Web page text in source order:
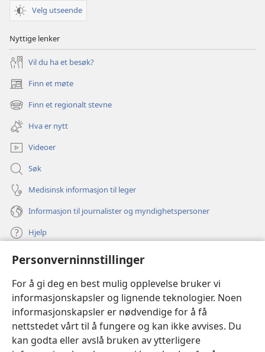
Personverninnstillinger
For å gi deg en best mulig opplevelse bruker vi
informasjonskapsler og lignende teknologier. Noen
informasjonskapsler er nødvendige for å få
nettstedet vårt til å fungere og kan ikke avvises. Du
kan godta eller avslå bruken av ytterligere
Velg utseende
Nyttige lenker
Vil du ha et besøk?
Finn et møte
(åpner
nytt
vindu)
Finn et regionalt stevne
(åpner
nytt
vindu)
Hva er nytt
Videoer
Søk
Medisinsk informasjon til leger
Informasjon til journalister og myndighetspersoner
Hjelp
Bidrag
(åpner
nytt
vindu)Watchtower ONLINE LIBRARY™
(åpner
nytt
vindu) JW Hub
(åpner
nytt
vindu)JW Library ®